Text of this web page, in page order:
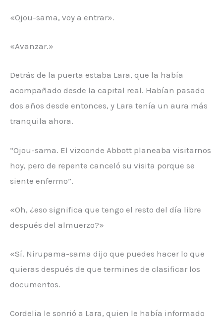
«Ojou-sama, voy a entrar».
«Avanzar.»
Detrás de la puerta estaba Lara, que la había
acompañado desde la capital real. Habían pasado
dos años desde entonces, y Lara tenía un aura más
tranquila ahora.
“Ojou-sama. El vizconde Abbott planeaba visitarnos
hoy, pero de repente canceló su visita porque se
siente enfermo”.
«Oh, ¿eso significa que tengo el resto del día libre
después del almuerzo?»
«Sí. Nirupama-sama dijo que puedes hacer lo que
quieras después de que termines de clasificar los
documentos.
Cordelia le sonrió a Lara, quien le había informado